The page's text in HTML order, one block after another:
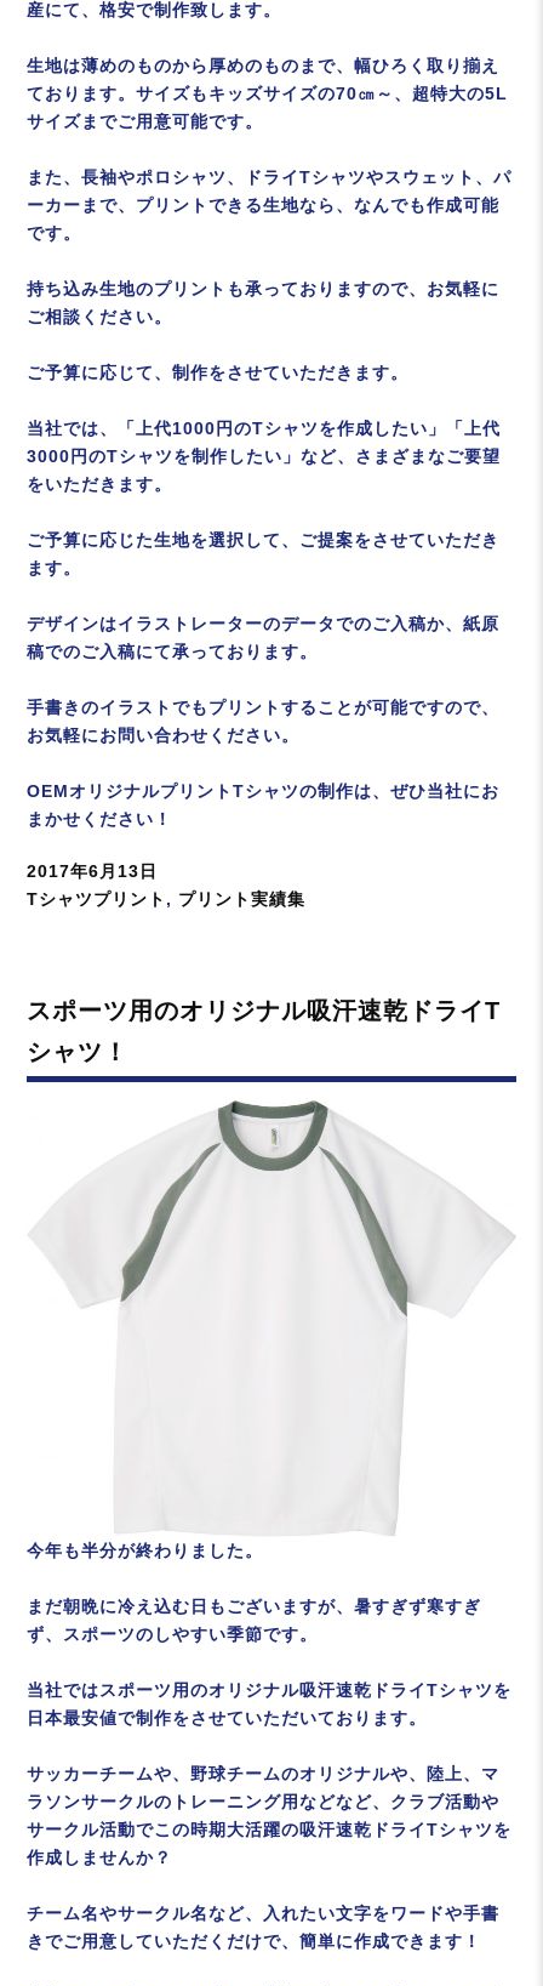
産にて、格安で制作致します。
生地は薄めのものから厚めのものまで、幅ひろく取り揃え
ております。サイズもキッズサイズの70㎝～、超特大の5L
サイズまでご用意可能です。
また、長袖やポロシャツ、ドライTシャツやスウェット、パ
ーカーまで、プリントできる生地なら、なんでも作成可能
です。
持ち込み生地のプリントも承っておりますので、お気軽に
ご相談ください。
ご予算に応じて、制作をさせていただきます。
当社では、「上代1000円のTシャツを作成したい」「上代
3000円のTシャツを制作したい」など、さまざまなご要望
をいただきます。
ご予算に応じた生地を選択して、ご提案をさせていただき
ます。
デザインはイラストレーターのデータでのご入稿か、紙原
稿でのご入稿にて承っております。
手書きのイラストでもプリントすることが可能ですので、
お気軽にお問い合わせください。
OEMオリジナルプリントTシャツの制作は、ぜひ当社にお
まかせください！
投
稿
2017年6月13日
カ
ー
Tシャツプリント , プリント実績集
スポーツ用のオリジナル吸汗速乾ドライT
シャツ！
今年も半分が終わりました。
まだ朝晩に冷え込む日もございますが、暑すぎず寒すぎ
ず、スポーツのしやすい季節です。
当社ではスポーツ用のオリジナル吸汗速乾ドライTシャツを
日本最安値で制作をさせていただいております。
サッカーチームや、野球チームのオリジナルや、陸上、マ
ラソンサークルのトレーニング用などなど、クラブ活動や
サークル活動でこの時期大活躍の吸汗速乾ドライTシャツを
作成しませんか？
チーム名やサークル名など、入れたい文字をワードや手書
きでご用意していただくだけで、簡単に作成できます！